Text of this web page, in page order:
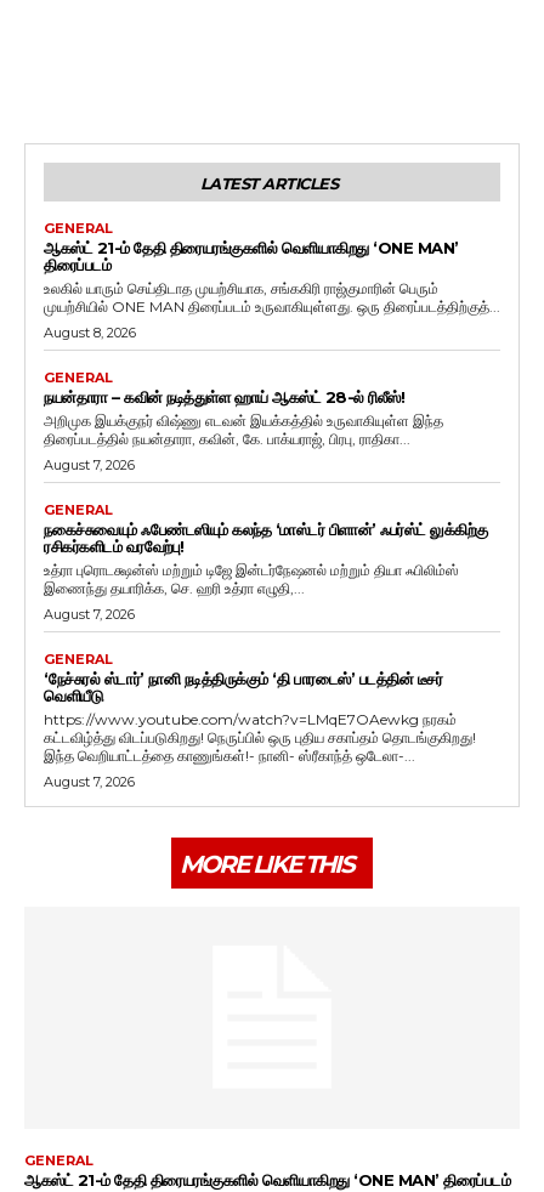
LATEST ARTICLES
GENERAL
ஆகஸ்ட் 21-ம் தேதி திரையரங்குகளில் வெளியாகிறது ‘ONE MAN’
திரைப்படம்
உலகில் யாரும் செய்திடாத முயற்சியாக, சங்ககிரி ராஜ்குமாரின் பெரும்
முயற்சியில் ONE MAN திரைப்படம் உருவாகியுள்ளது. ஒரு திரைப்படத்திற்குத்...
August 8, 2026
GENERAL
நயன்தாரா – கவின் நடித்துள்ள ஹாய் ஆகஸ்ட் 28-ல் ரிலீஸ்!
அறிமுக இயக்குநர் விஷ்ணு எடவன் இயக்கத்தில் உருவாகியுள்ள இந்த
திரைப்படத்தில் நயன்தாரா, கவின், கே. பாக்யராஜ், பிரபு, ராதிகா...
August 7, 2026
GENERAL
நகைச்சுவையும் ஃபேண்டஸியும் கலந்த ‘மாஸ்டர் பிளான்’ ஃபர்ஸ்ட் லுக்கிற்கு
ரசிகர்களிடம் வரவேற்பு!
உத்ரா புரொடக்ஷன்ஸ் மற்றும் டிஜே இன்டர்நேஷனல் மற்றும் தியா ஃபிலிம்ஸ்
இணைந்து தயாரிக்க, செ. ஹரி உத்ரா எழுதி,...
August 7, 2026
GENERAL
‘நேச்சுரல் ஸ்டார்’ நானி நடித்திருக்கும் ‘தி பாரடைஸ்’ படத்தின் டீசர்
வெளியீடு
https://www.youtube.com/watch?v=LMqE7OAewkg நரகம்
கட்டவிழ்த்து விடப்படுகிறது! நெருப்பில் ஒரு புதிய சகாப்தம் தொடங்குகிறது!
இந்த வெறியாட்டத்தை காணுங்கள்!- நானி- ஸ்ரீகாந்த் ஒடேலா-...
August 7, 2026
MORE LIKE THIS
GENERAL
ஆகஸ்ட் 21-ம் தேதி திரையரங்குகளில் வெளியாகிறது ‘ONE MAN’ திரைப்படம்